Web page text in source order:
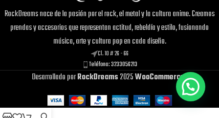
RockDreams nace de la pasión por el rock, el metal y la cultura anime. Creamos
prendas y accesorios que representan actitud, rebeldía y estilo, fusionando
música, arte y cultura pop en cada diseño.
Cl. 10 # 26 - 66
Teléfono: 3233056213
Desarrollado porRockDreams2025WooCommerce.